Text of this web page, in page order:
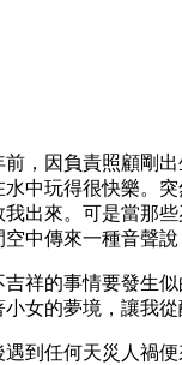
，因負責照顧剛
中玩得很快樂。
出來。可是當那
中傳來一種音聲
祥的事情要發生
女的夢境，讓我
到任何天災人禍